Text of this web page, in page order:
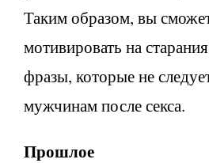
Таким образом, вы
мотивировать на
фразы, которые не
мужчинам после секса.
Прошлое